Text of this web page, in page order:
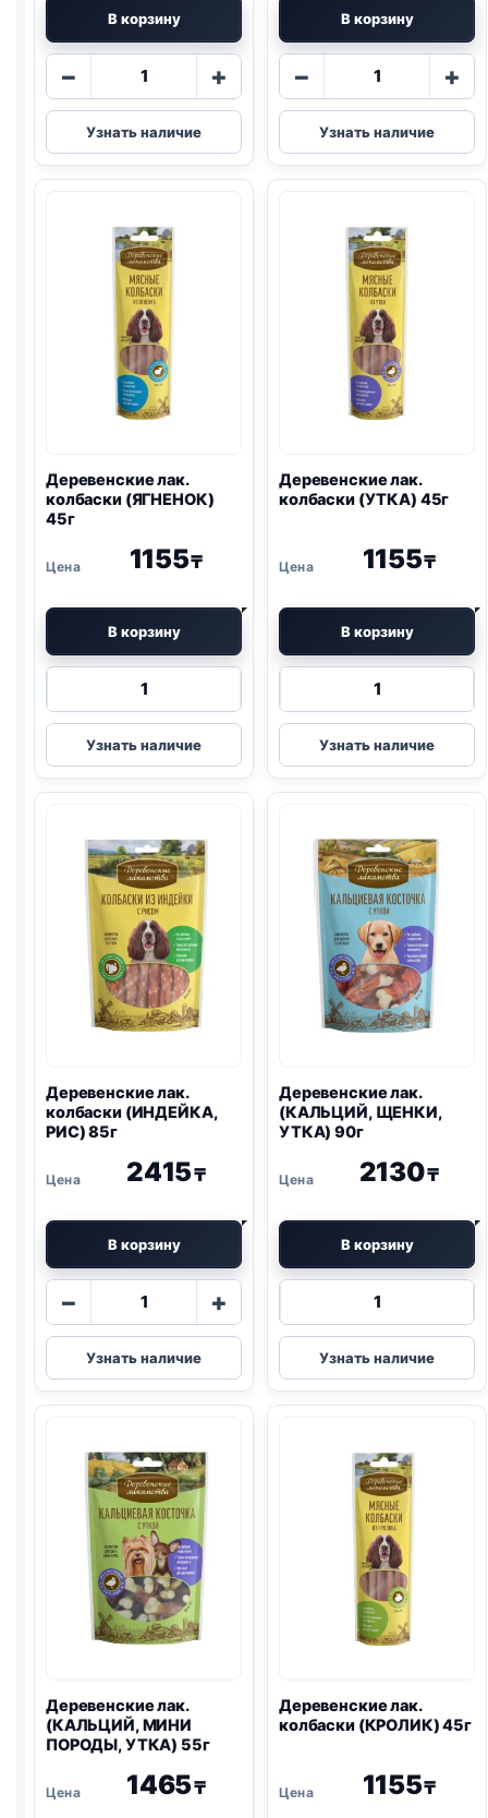
В корзину
−
Количество
Деревенские
лак.
печенье
100г
+
Узнать наличие
В корзину
−
Количество
Деревенские
лак.
(КУРИЦА,
+
Узнать наличие
Деревенские лак.
колбаски (ЯГНЕНОК)
45г
1155₸
В корзину
Количество
Деревенские
лак.
колбаски
Узнать наличие
Деревенские лак.
колбаски (УТКА) 45г
1155₸
В корзину
Количество
Деревенские
лак.
колбаски
Узнать наличие
Деревенские лак.
колбаски (ИНДЕЙКА,
РИС) 85г
2415₸
В корзину
−
Количество
Деревенские
лак.
колбаски
85г
+
Узнать наличие
Деревенские лак.
(КАЛЬЦИЙ, ЩЕНКИ,
УТКА) 90г
2130₸
В корзину
Количество
Деревенские
лак.
(КАЛЬЦИЙ,
90г
Узнать наличие
Деревенские лак.
(КАЛЬЦИЙ, МИНИ
ПОРОДЫ, УТКА) 55г
1465₸
Деревенские лак.
колбаски (КРОЛИК) 45г
1155₸